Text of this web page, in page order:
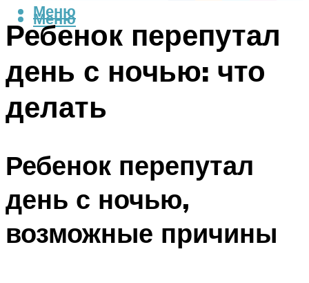
Меню
Меню
Ребенок перепутал
день с ночью: что
делать
Ребенок перепутал
день с ночью,
возможные причины